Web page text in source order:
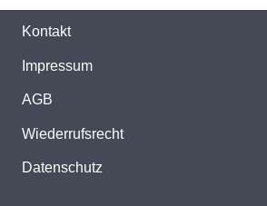
Kontakt
Impressum
AGB
Wiederrufsrecht
Datenschutz